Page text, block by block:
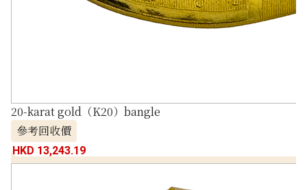
20-karat gold（K20）bangle
參考回收價
HKD 13,243.19